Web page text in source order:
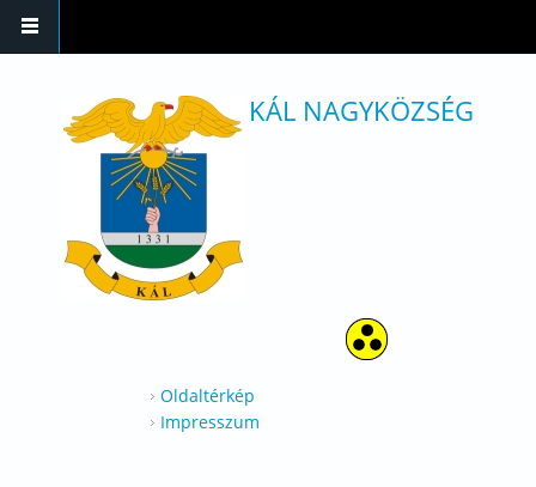
KÁL NAGYKÖZSÉG
Oldaltérkép
Impresszum